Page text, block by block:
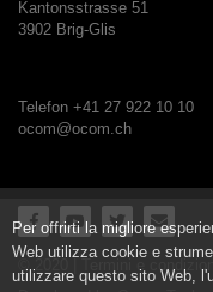
Kantonsstrasse 51
3902 Brig-Glis
Telefon +41 27 922 10 10
ocom@ocom.ch
© 2020 | Termini e condizioni
Per offrirti la migliore
Web utilizza cookie e
utilizzare questo sito Web,